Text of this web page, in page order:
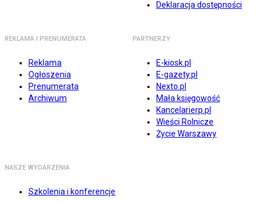
Deklaracja dostępności
REKLAMA I PRENUMERATA
Reklama
Ogłoszenia
Prenumerata
Archiwum
PARTNERZY
E-kiosk.pl
E-gazety.pl
Nexto.pl
Mała księgowość
Kancelarierp.pl
Wieści Rolnicze
Życie Warszawy
NASZE WYDARZENIA
Szkolenia i konferencje